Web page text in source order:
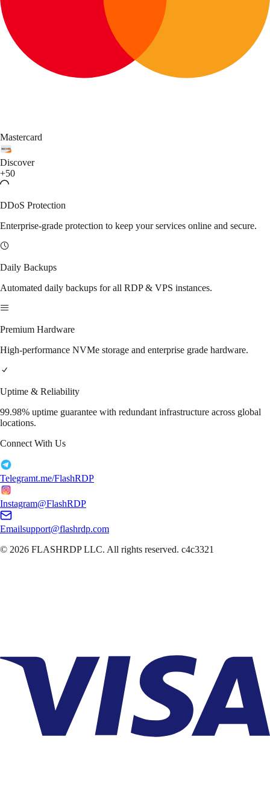
Mastercard
Discover
+50
DDoS Protection
Enterprise-grade protection to keep your services online and secure.
Daily Backups
Automated daily backups for all RDP & VPS instances.
Premium Hardware
High-performance NVMe storage and enterprise grade hardware.
Uptime & Reliability
99.98% uptime guarantee with redundant infrastructure across global
locations.
Connect With Us
Telegramt.me/FlashRDP
Instagram@FlashRDP
Emailsupport@flashrdp.com
© 2026 FLASHRDP LLC. All rights reserved. c4c3321